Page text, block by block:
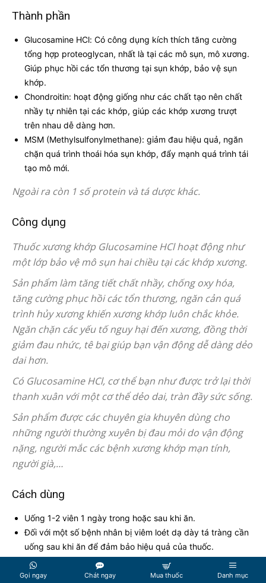
Thành phần
Glucosamine HCl: Có công dụng kích thích tăng cường
tổng hợp proteoglycan, nhất là tại các mô sụn, mô xương.
Giúp phục hồi các tổn thương tại sụn khớp, bảo vệ sụn
khớp.
Chondroitin: hoạt động giống như các chất tạo nên chất
nhầy tự nhiên tại các khớp, giúp các khớp xương trượt
trên nhau dễ dàng hơn.
MSM (Methylsulfonylmethane): giảm đau hiệu quả, ngăn
chặn quá trình thoái hóa sụn khớp, đẩy mạnh quá trình tái
tạo mô mới.
Ngoài ra còn 1 số protein và tá dược khác.
Công dụng
Thuốc xương khớp Glucosamine HCl hoạt động như
một lớp bảo vệ mô sụn hai chiều tại các khớp xương.
Sản phẩm làm tăng tiết chất nhầy, chống oxy hóa,
tăng cường phục hồi các tổn thương, ngăn cản quá
trình hủy xương khiến xương khớp luôn chắc khỏe.
Ngăn chặn các yếu tố nguy hại đến xương, đồng thời
giảm đau nhức, tê bại giúp bạn vận động dễ dàng dẻo
dai hơn.
Có Glucosamine HCl, cơ thể bạn như được trở lại thời
thanh xuân với một cơ thể dẻo dai, tràn đầy sức sống.
Sản phẩm được các chuyên gia khuyên dùng cho
những người thường xuyên bị đau mỏi do vận động
nặng, người mắc các bệnh xương khớp mạn tính,
người già,…
Cách dùng
Uống 1-2 viên 1 ngày trong hoặc sau khi ăn.
Đối với một số bệnh nhân bị viêm loét dạ dày tá tràng cần
uống sau khi ăn để đảm bảo hiệu quả của thuốc.
Mặc dù là sản phẩm Tây y tuy nhiên các tác dụng phụ
Gọi ngay Chát ngay Mua thuốc Danh mục